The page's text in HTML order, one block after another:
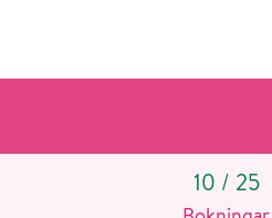
10 / 25